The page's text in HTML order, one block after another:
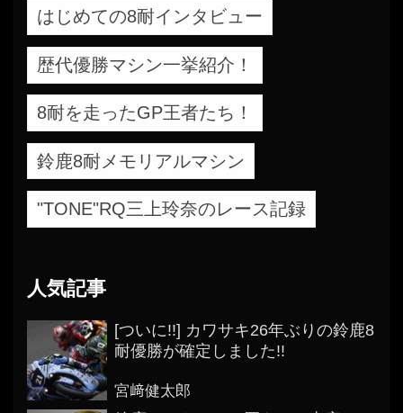
はじめての8耐インタビュー
歴代優勝マシン一挙紹介！
8耐を走ったGP王者たち！
鈴鹿8耐メモリアルマシン
"TONE"RQ三上玲奈のレース記録
人気記事
[ついに!!] カワサキ26年ぶりの鈴鹿8
耐優勝が確定しました!!
宮﨑健太郎